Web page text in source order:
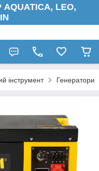
LEO,
інструмент Генератори